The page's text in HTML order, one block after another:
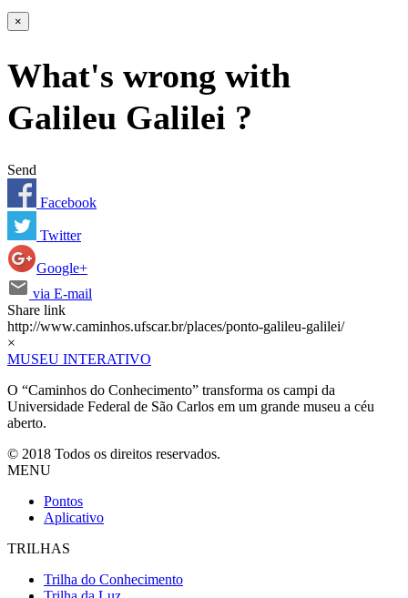
×
What's wrong with
Galileu Galilei ?
Send
Facebook
Twitter
Google+
via E-mail
Share link
http://www.caminhos.ufscar.br/places/ponto-galileu-galilei/
×
MUSEU INTERATIVO
O “Caminhos do Conhecimento” transforma os campi da
Universidade Federal de São Carlos em um grande museu a céu
aberto.
© 2018 Todos os direitos reservados.
MENU
Pontos
Aplicativo
TRILHAS
Trilha do Conhecimento